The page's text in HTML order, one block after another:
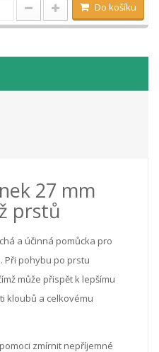
Do košíku
27 mm
prstů
a účinná pomůcka pro
Při pohybu po prstu
může přispět k lepšímu
kloubů a celkovému
zmírnit nepříjemné